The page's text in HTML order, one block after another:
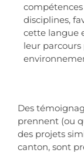
disciplines,
cette langue
leur parcours
Des
prennent (ou
des projets
canton, sont